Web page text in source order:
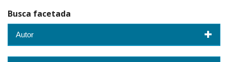
Busca facetada
Autor